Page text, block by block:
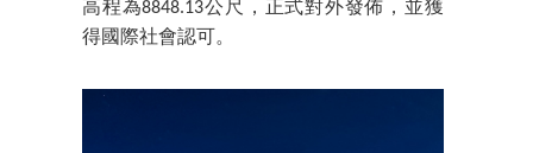
高程為8848.13公尺，正式對外發佈，並獲
得國際社會認可。